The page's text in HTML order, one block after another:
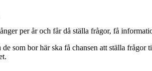
per år och får då ställa frågor, få
som bor här ska få chansen att ställa